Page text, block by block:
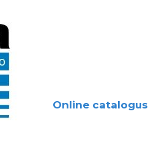
Online catalogus